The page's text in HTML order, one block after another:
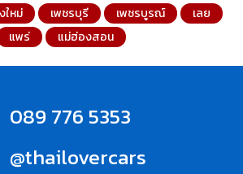
ใหม่ เพชรบุรี เพชรบูรณ์
เลย
แพร่
แม่ฮ่องสอน
089 776 5353
@thailovercars